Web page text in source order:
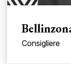
Consigliere